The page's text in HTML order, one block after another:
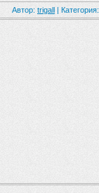
Автор: trigall | Категория: